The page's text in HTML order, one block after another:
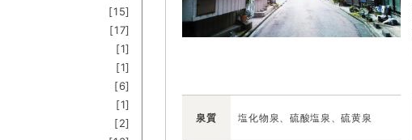
[15]
[17]
[1]
[1]
[6]
[1]
[2]
泉質 塩化物泉、硫酸塩泉、硫黄泉